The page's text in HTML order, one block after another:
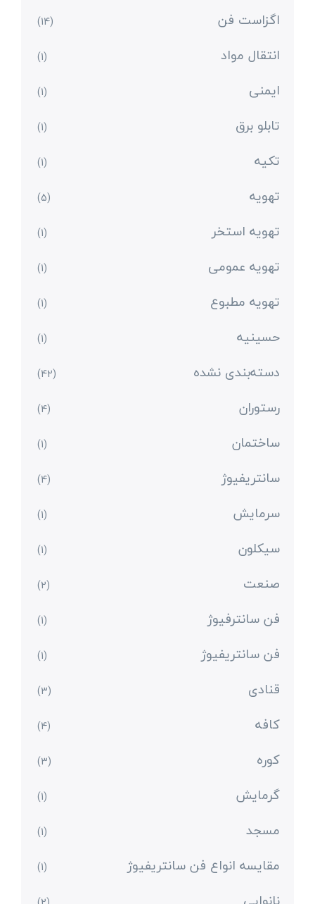
اگزاست فن (14)
انتقال مواد (1)
ایمنی (1)
تابلو برق (1)
تکیه (1)
تهویه (5)
تهویه استخر (1)
تهویه عمومی (1)
تهویه مطبوع (1)
حسینیه (1)
دسته‌بندی نشده (42)
رستوران (4)
ساختمان (1)
سانتریفیوژ (4)
سرمایش (1)
سیکلون (1)
صنعت (2)
فن سانترفیوژ (1)
فن سانتریفیوژ (1)
قنادی (3)
کافه (4)
کوره (3)
گرمایش (1)
مسجد (1)
مقایسه انواع فن سانتریفیوژ (1)